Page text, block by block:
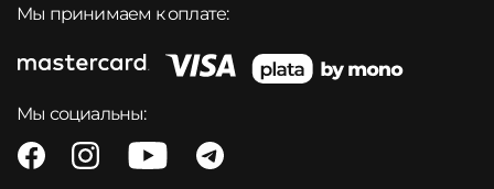
Мы принимаем к оплате:
Мы социальны: